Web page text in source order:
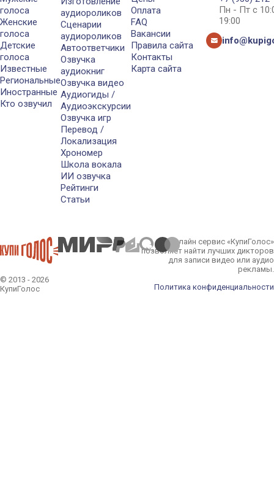
голоса
Женские
голоса
Детские
голоса
Известные
Региональные
Иностранные
Кто озвучил
аудиороликов
Сценарии
аудиороликов
Автоответчики
Озвучка
аудиокниг
Озвучка видео
Аудиогиды /
Аудиоэкскурсии
Озвучка игр
Перевод /
Локализация
Хрономер
Школа вокала
ИИ озвучка
Рейтинги
Статьи
Оплата
FAQ
Вакансии
Правила сайта
Контакты
Карта сайта
Пн - Пт с
19:00
© 2013 - 2026
КупиГолос
Онлайн сервис «КупиГолос»
позволяет найти лучших дикторов
для записи видео или аудио
рекламы.
Политика конфиденциальности